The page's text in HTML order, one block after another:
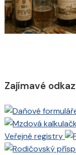
Zajímavé
Veřejné registry